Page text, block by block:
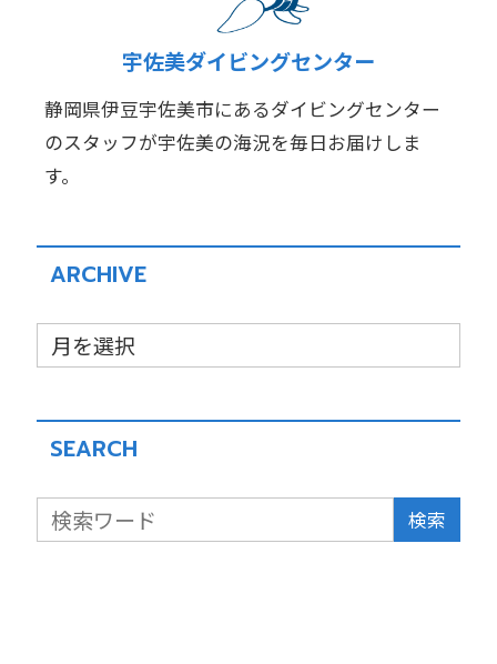
宇佐美ダイビングセンター
静岡県伊豆宇佐美市にあるダイビングセンター
のスタッフが宇佐美の海況を毎日お届けしま
す。
ARCHIVE
SEARCH
検索